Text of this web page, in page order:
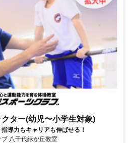
ター(幼児〜小学生対象)
導力もキャリアも伸ばせる！
八千代緑が丘教室